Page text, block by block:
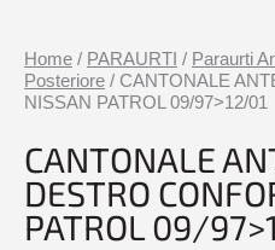
Home / PARAURTI / Paraurti
Posteriore / CANTONALE
NISSAN PATROL 09/97>12/01
CANTONALE
DESTRO
PATROL 09/